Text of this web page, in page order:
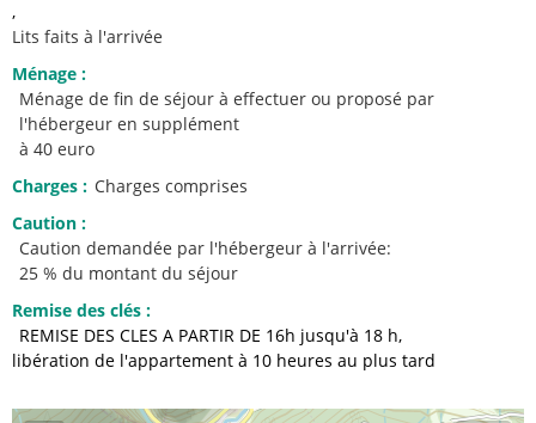
Lits faits à l'arrivée
Ménage :
Ménage de fin de séjour à effectuer ou proposé par
l'hébergeur en supplément
à 40 euro
Charges : Charges comprises
Caution :
Caution demandée par l'hébergeur à l'arrivée:
25 % du montant du séjour
Remise des clés :
REMISE DES CLES A PARTIR DE 16h jusqu'à 18 h
libération de l'appartement à 10 heures au plus tard